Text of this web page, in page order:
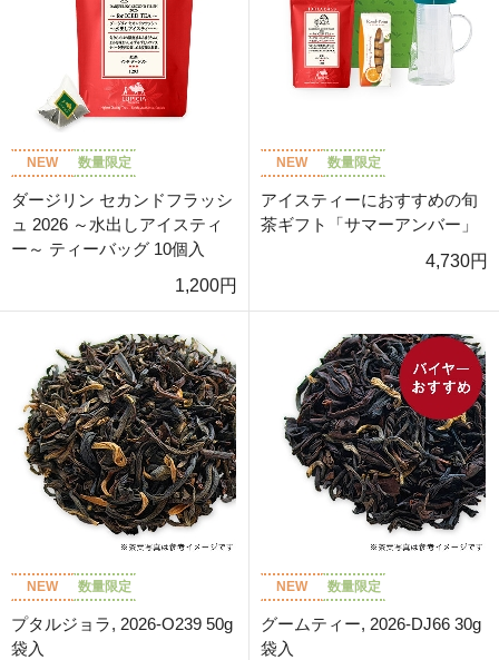
NEW 数量限定
ダージリン セカンドフラッシ
ュ 2026 ～水出しアイスティ
ー～ ティーバッグ 10個入
1,200円
NEW 数量限定
アイスティーにおすすめの旬
茶ギフト「サマーアンバー」
4,730円
NEW 数量限定
プタルジョラ, 2026-O239 50g
袋入
NEW 数量限定
グームティー, 2026-DJ66 30g
袋入